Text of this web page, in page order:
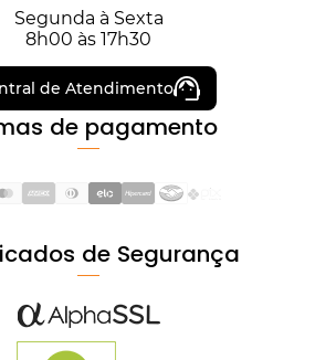
Segunda à Sexta
8h00 às 17h30
de Atendimento
de pagamento
de Segurança